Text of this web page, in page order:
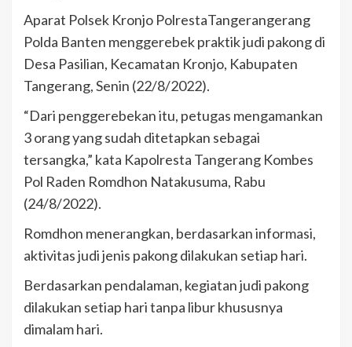
Aparat Polsek Kronjo PolrestaTangerangerang
Polda Banten menggerebek praktik judi pakong di
Desa Pasilian, Kecamatan Kronjo, Kabupaten
Tangerang, Senin (22/8/2022).
“Dari penggerebekan itu, petugas mengamankan
3 orang yang sudah ditetapkan sebagai
tersangka,” kata Kapolresta Tangerang Kombes
Pol Raden Romdhon Natakusuma, Rabu
(24/8/2022).
Romdhon menerangkan, berdasarkan informasi,
aktivitas judi jenis pakong dilakukan setiap hari.
Berdasarkan pendalaman, kegiatan judi pakong
dilakukan setiap hari tanpa libur khususnya
dimalam hari.